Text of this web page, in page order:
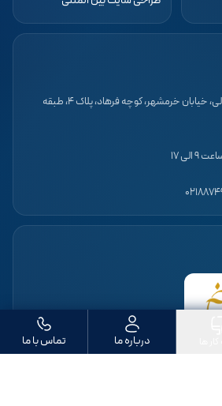
تهران، سهروردی شمالی، خیابان خرمشهر، کوچه فرهاد، پلاک ۴، طبقه
۱۷
درباره ما تماس با ما